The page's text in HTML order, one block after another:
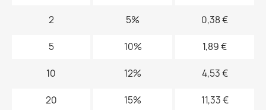
2 5% 0,38 €
5 10% 1,89 €
10 12% 4,53 €
20 15% 11,33 €